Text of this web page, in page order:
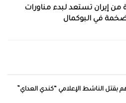
من إيران تستعد لبدء مناورات
في البوكمال
بقتل الناشط الإعلامي “كندي العداي”